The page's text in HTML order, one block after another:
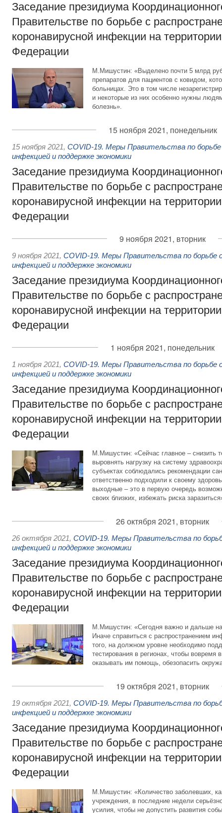
Заседание президиума
Правительстве по борьбе с
коронавирусной инфекции на
Федерации
М.Мишустин: «Выделено почти 5 млрд
препаратов для пациентов с ковидом,
больницах. Это в том числе
и некоторые из них особенно нужны
болезнь».
15 ноября 2021, понедельник
15 ноября 2021, COVID-19. Меры Правительства по борьбе
инфекцией и поддержке экономики
Заседание президиума
Правительстве по борьбе с
коронавирусной инфекции на
Федерации
9 ноября 2021, вторник
9 ноября 2021, COVID-19. Меры Правительства по борьбе
инфекцией и поддержке экономики
Заседание президиума
Правительстве по борьбе с
коронавирусной инфекции на
Федерации
1 ноября 2021, понедельник
1 ноября 2021, COVID-19. Меры Правительства по борьбе
инфекцией и поддержке экономики
Заседание президиума
Правительстве по борьбе с
коронавирусной инфекции на
Федерации
М.Мишустин: «Сейчас главное – снизить
выровнять нагрузку на систему
субъектах соблюдались рекомендации
ответственно подходили к своему
выходные – это в первую очередь
своих близких, избежать риска
26 октября 2021, вторник
26 октября 2021, COVID-19. Меры Правительства по
инфекцией и поддержке экономики
Заседание президиума
Правительстве по борьбе с
коронавирусной инфекции на
Федерации
М.Мишустин: «Сегодня важно и дальше
Иначе справиться с распространением
того, на должном уровне необходимо
тестирования в регионах, чтобы вовремя
оказывать им помощь, обезопасить
19 октября 2021, вторник
19 октября 2021, COVID-19. Меры Правительства по
инфекцией и поддержке экономики
Заседание президиума
Правительстве по борьбе с
коронавирусной инфекции на
Федерации
М.Мишустин: «Количество заболевших,
учреждения, в последние недели
усилия, чтобы не допустить развития